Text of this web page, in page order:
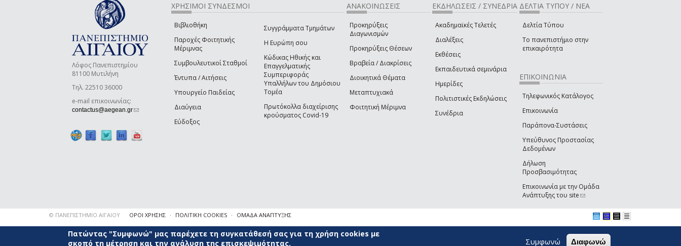
Λόφος Πανεπιστημίου
81100 Μυτιλήνη
Τηλ. 22510 36000
e-mail επικοινωνίας:
contactus@aegean.gr(link sends e-mail)
ΧΡΗΣΙΜΟΙ ΣΥΝΔΕΣΜΟΙ
Βιβλιοθήκη
Παροχές Φοιτητικής
Μέριμνας
Συμβουλευτικοί Σταθμοί
Έντυπα / Αιτήσεις
Υπουργείο Παιδείας
Διαύγεια
Εύδοξος
Συγγράμματα Τμημάτων
Η Ευρώπη σου
Κώδικας Ηθικής και
Επαγγελματικής
Συμπεριφοράς
Υπαλλήλων του Δημόσιου
Τομέα
Πρωτόκολλα διαχείρισης
κρούσματος Covid-19
ΑΝΑΚΟΙΝΩΣΕΙΣ
Προκηρύξεις
Διαγωνισμών
Προκηρύξεις Θέσεων
Βραβεία / Διακρίσεις
Διοικητικά Θέματα
Μεταπτυχιακά
Φοιτητική Μέριμνα
ΕΚΔΗΛΩΣΕΙΣ / ΣΥΝΕΔΡΙΑ
Ακαδημαϊκές Τελετές
Διαλέξεις
Εκθέσεις
Εκπαιδευτικά σεμινάρια
Ημερίδες
Πολιτιστικές Εκδηλώσεις
Συνέδρια
ΔΕΛΤΙΑ ΤΥΠΟΥ / ΝΕΑ
Δελτία Τύπου
Το πανεπιστήμιο στην
επικαιρότητα
ΕΠΙΚΟΙΝΩΝΙΑ
Τηλεφωνικός Κατάλογος
Επικοινωνία
Παράπονα-Συστάσεις
Υπεύθυνος Προστασίας
Δεδομένων
Δήλωση
Προσβασιμότητας
Επικοινωνία με την Ομάδα
Ανάπτυξης του site(link sends e-mail)
© ΠΑΝΕΠΙΣΤΗΜΙΟ ΑΙΓΑΙΟΥ ΟΡΟΙ ΧΡΗΣΗΣ ΠΟΛΙΤΙΚΗ COOKIES ΟΜΑΔΑ ΑΝΑΠΤΥΞΗΣ
Πατώντας "Συμφωνώ" μας παρέχετε τη συγκατάθεσή σας για τη χρήση cookies με
σκοπό τη μέτρηση και την ανάλυση της επισκεψιμότητας.
Συμφωνώ Διαφωνώ